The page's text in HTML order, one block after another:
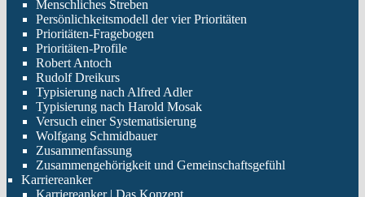
Menschliches Streben
Persönlichkeitsmodell der vier Prioritäten
Prioritäten-Fragebogen
Prioritäten-Profile
Robert Antoch
Rudolf Dreikurs
Typisierung nach Alfred Adler
Typisierung nach Harold Mosak
Versuch einer Systematisierung
Wolfgang Schmidbauer
Zusammenfassung
Zusammengehörigkeit und Gemeinschaftsgefühl
Karriereanker
Karriereanker | Das Konzept